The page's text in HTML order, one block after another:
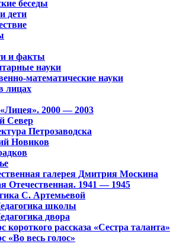
беседы
дети
и факты
науки
математические науки
лицах
2000 — 2003
Север
Петрозаводска
Новиков
галерея Дмитрия Москина
Отечественная. 1941 — 1945
С. Артемьевой
школы
двора
короткого рассказа «Сестра таланта»
«Во весь голос»